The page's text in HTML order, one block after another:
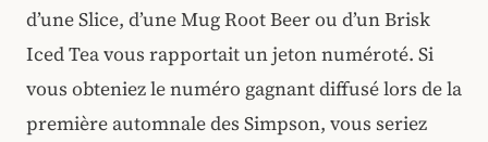
d’une Slice, d’une Mug Root Beer ou d’un Brisk
Iced Tea vous rapportait un jeton numéroté. Si
vous obteniez le numéro gagnant diffusé lors de la
première automnale des Simpson, vous seriez